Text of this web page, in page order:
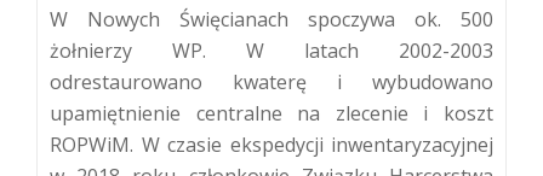
W Nowych Święcianach spoczywa ok. 500
żołnierzy WP. W latach 2002-2003
odrestaurowano kwaterę i wybudowano
upamiętnienie centralne na zlecenie i koszt
ROPWiM. W czasie ekspedycji inwentaryzacyjnej